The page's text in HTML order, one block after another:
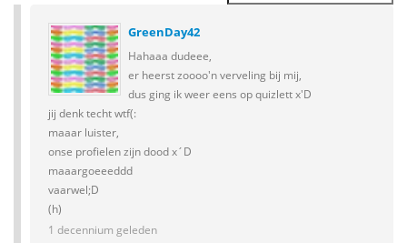
GreenDay42
Hahaaa dudeee,
er heerst zoooo'n verveling bij mij,
dus ging ik weer eens op quizlett x'D
jij denk techt wtf(:
maaar luister,
onse profielen zijn dood x´D
maaargoeeeddd
vaarwel;D
(h)
1 decennium geleden